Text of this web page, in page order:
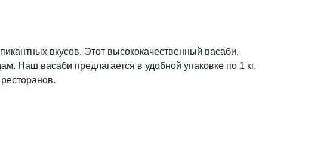
вкусов. Этот высококачественный васаби,
Наш васаби предлагается в удобной упаковке по 1 кг,
ресторанов.